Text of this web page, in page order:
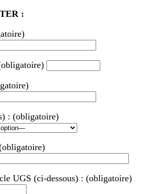
:
: (obligatoire)
UGS (ci-dessous) : (obligatoire)